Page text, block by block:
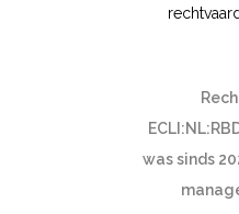
was sinds